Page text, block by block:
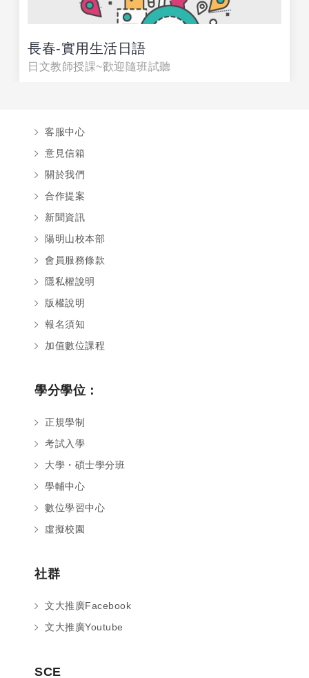
長春-實用生活日語
日文教師授課~歡迎隨班試聽
客服中心
意見信箱
關於我們
合作提案
新聞資訊
陽明山校本部
會員服務條款
隱私權說明
版權說明
報名須知
加值數位課程
學分學位：
正規學制
考試入學
大學・碩士學分班
學輔中心
數位學習中心
虛擬校園
社群
文大推廣Facebook
文大推廣Youtube
SCE